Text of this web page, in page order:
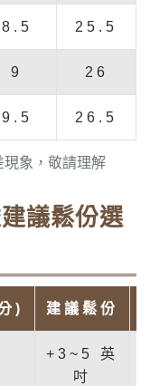
象，敬請理解
8.5 25.5
9 26
9.5 26.5
議鬆份選
) 建議鬆份
+3~5 英
吋